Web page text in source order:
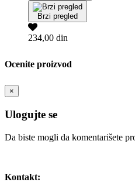
Brzi pregled
234,00 din
Ocenite proizvod
×
Ulogujte se
Da biste mogli da komentarišete
Kontakt: